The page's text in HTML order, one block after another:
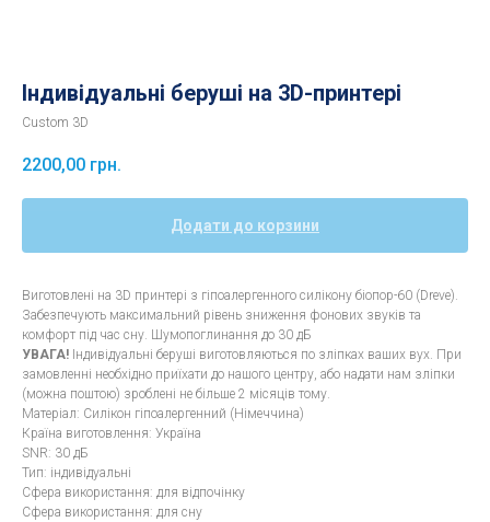
Індивідуальні беруші на 3D-принтері
Custom 3D
2200,00 грн.
Додати до корзини
Виготовлені на 3D принтері з гіпоалергенного силікону біопор-60 (Dreve).
Забезпечують максимальний рівень зниження фонових звуків та
комфорт під час сну. Шумопоглинання до 30 дБ
УВАГА! Індивідуальні беруші виготовляються по зліпках ваших вух. При
замовленні необхідно приїхати до нашого центру, або надати нам зліпки
(можна поштою) зроблені не більше 2 місяців тому.
Матеріал: Силікон гіпоалергенний (Німеччина)
Країна виготовлення: Україна
SNR: 30 дБ
Тип: індивідуальні
Сфера використання: для відпочінку
Сфера використання: для сну